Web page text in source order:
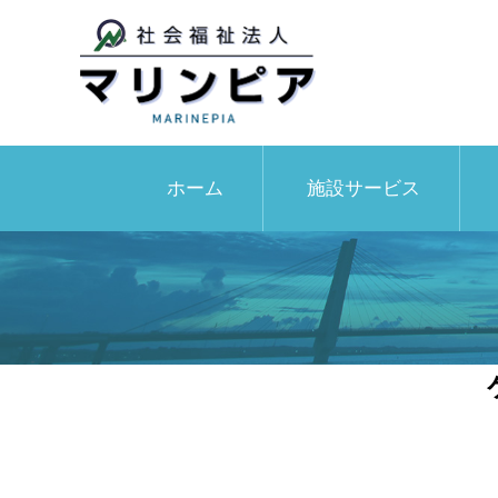
ホーム 施設サービス